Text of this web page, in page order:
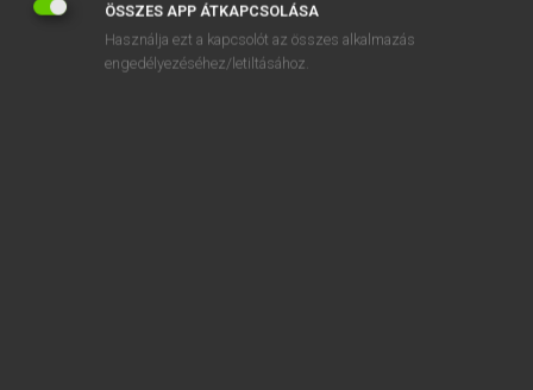
ONLINE NYELVVIZSGA
ÖSSZES APP ÁTKAPCSOLÁSA
Használja ezt a kapcsolót az összes alkalmazás
engedélyezéséhez/letiltásához.